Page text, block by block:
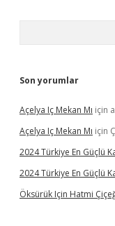
Son yorumlar
Açelya Iç Mekan Mı için
Açelya Iç Mekan Mı için
2024 Türkiye En Güçlü
2024 Türkiye En Güçlü
Öksürük Için Hatmi